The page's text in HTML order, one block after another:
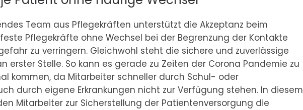
Team aus Pflegekräften unterstützt die Akzeptanz beim
Pflegekräfte ohne Wechsel bei der Begrenzung der Kontakte
zu verringern. Gleichwohl steht die sichere und zuverlässige
erster Stelle. So kann es gerade zu Zeiten der Corona Pandemie zu
kommen, da Mitarbeiter schneller durch Schul- oder
durch eigene Erkrankungen nicht zur Verfügung stehen. In diesem
Mitarbeiter zur Sicherstellung der Patientenversorgung die